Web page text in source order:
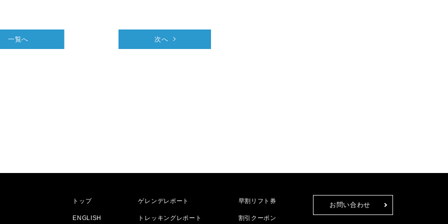
一覧へ 次へ
トップ
ENGLISH
ゲレンデレポート
トレッキングレポート
早割リフト券
割引クーポン
お問い合わせ